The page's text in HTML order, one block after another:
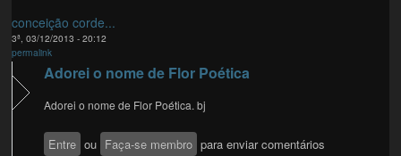
conceição corde...
3ª, 03/12/2013 - 20:12
permalink
Adorei o nome de Flor Poética
Adorei o nome de Flor Poética. bj
Entre ou Faça-se membro para enviar comentários